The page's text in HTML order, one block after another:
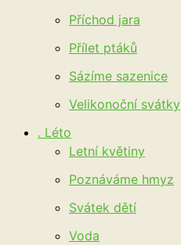
Příchod jara
Přílet ptáků
Sázíme sazenice
Velikonoční svátky
. Léto
Letní květiny
Poznáváme hmyz
Svátek dětí
Voda